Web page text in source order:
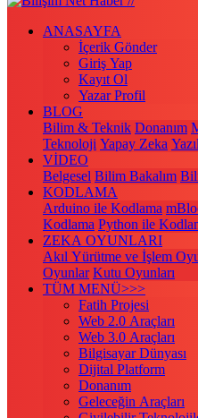
ANASAYFA
İçerik Gönder
Giriş Yap
Kayıt Ol
Yazar Profil
BLOG
Bilim & Teknik Donanım
Teknoloji Yapay Zeka
VİDEO
Belgesel Bilim Bakalım
KODLAMA
Arduino ile Kodlama
Kodlama Python ile
ZEKA OYUNLARI
Akıl Yürütme ve İşlem
Oyunlar Kutu Oyunları
TÜM MENÜ>>>
Fatih Projesi
Web 2.0 Araçları
Web 3.0 Araçları
Bilgisayar Dünyası
Dijital Platform
Donanım
Geleceğin Araçları